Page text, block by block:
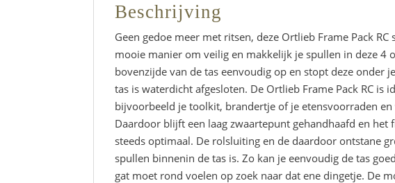
Beschrijving
Geen gedoe meer met ritsen, deze Ortlieb Frame Pack RC
mooie manier om veilig en makkelijk je spullen in deze 4
bovenzijde van de tas eenvoudig op en stopt deze onder
tas is waterdicht afgesloten. De Ortlieb Frame Pack RC is
bijvoorbeeld je toolkit, brandertje of je etensvoorraden
Daardoor blijft een laag zwaartepunt gehandhaafd en
steeds optimaal. De rolsluiting en de daardoor ontstane
spullen binnenin de tas is. Zo kan je eenvoudig de tas
gat moet rond voelen op zoek naar dat ene dingetje. De